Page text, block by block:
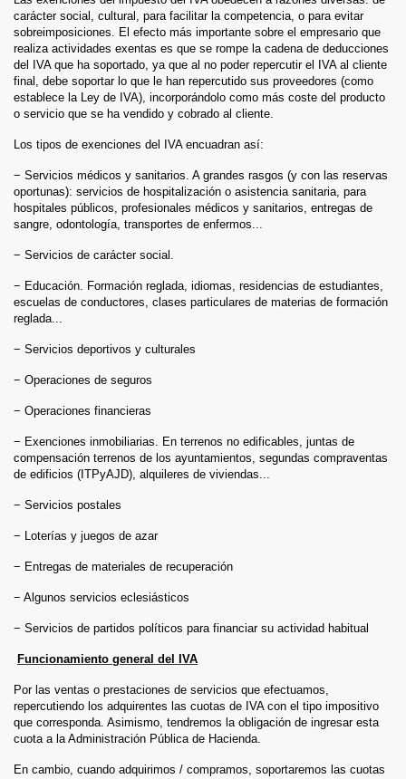
carácter social, cultural, para facilitar la competencia, o para evitar
sobreimposiciones. El efecto más importante sobre el empresario que
realiza actividades exentas es que se rompe la cadena de deducciones
del IVA que ha soportado, ya que al no poder repercutir el IVA al cliente
final, debe soportar lo que le han repercutido sus proveedores (como
establece la Ley de IVA), incorporándolo como más coste del producto
o servicio que se ha vendido y cobrado al cliente.
Los tipos de exenciones del IVA encuadran así:
− Servicios médicos y sanitarios. A grandes rasgos (y con las reservas
oportunas): servicios de hospitalización o asistencia sanitaria, para
hospitales públicos, profesionales médicos y sanitarios, entregas de
sangre, odontología, transportes de enfermos...
− Servicios de carácter social.
− Educación. Formación reglada, idiomas, residencias de estudiantes,
escuelas de conductores, clases particulares de materias de formación
reglada...
− Servicios deportivos y culturales
− Operaciones de seguros
− Operaciones financieras
− Exenciones inmobiliarias. En terrenos no edificables, juntas de
compensación terrenos de los ayuntamientos, segundas compraventas
de edificios (ITPyAJD), alquileres de viviendas...
− Servicios postales
− Loterías y juegos de azar
− Entregas de materiales de recuperación
− Algunos servicios eclesiásticos
− Servicios de partidos políticos para financiar su actividad habitual
Funcionamiento general del IVA
Por las ventas o prestaciones de servicios que efectuamos,
repercutiendo los adquirentes las cuotas de IVA con el tipo impositivo
que corresponda. Asimismo, tendremos la obligación de ingresar esta
cuota a la Administración Pública de Hacienda.
En cambio, cuando adquirimos / compramos, soportaremos las cuotas